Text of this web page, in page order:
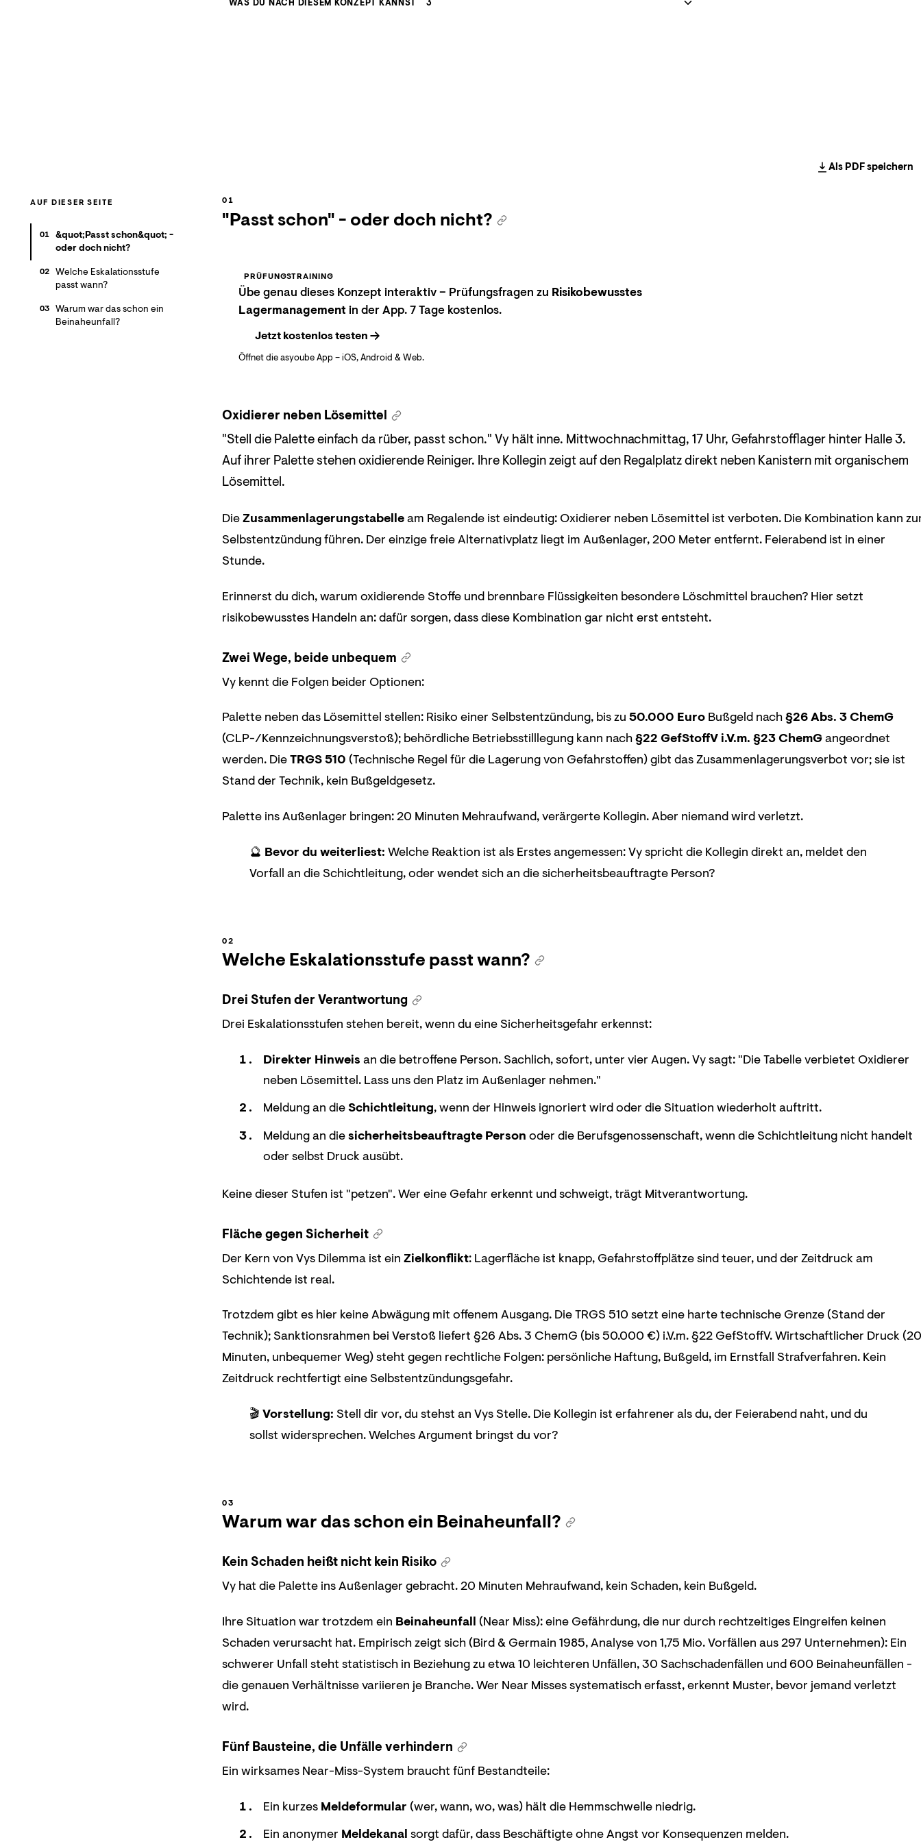
WAS DU NACH DIESEM KONZEPT KANNST 3
Als PDF speichern
"Passt schon" - oder doch nicht?
PRÜFUNGSTRAINING
Übe genau dieses Konzept interaktiv – Prüfungsfragen zu Risikobewusstes
Lagermanagementin der App. 7 Tage kostenlos.
Jetzt kostenlos testen
Öffnet die asyoube App – iOS, Android & Web.
Oxidierer neben Lösemittel
"Stell die Palette einfach da rüber, passt schon." Vy hält inne. Mittwochnachmittag, 17 Uhr, Gefahrstofflager hinter Halle 3.
Auf ihrer Palette stehen oxidierende Reiniger. Ihre Kollegin zeigt auf den Regalplatz direkt neben Kanistern mit organischem
Lösemittel.
DieZusammenlagerungstabelleam Regalende ist eindeutig: Oxidierer neben Lösemittel ist verboten. Die Kombination kann
Selbstentzündung führen. Der einzige freie Alternativplatz liegt im Außenlager, 200 Meter entfernt. Feierabend ist in einer
Stunde.
Erinnerst du dich, warum oxidierende Stoffe und brennbare Flüssigkeiten besondere Löschmittel brauchen? Hier setzt
risikobewusstes Handeln an: dafür sorgen, dass diese Kombination gar nicht erst entsteht.
Zwei Wege, beide unbequem
Vy kennt die Folgen beider Optionen:
Palette neben das Lösemittel stellen: Risiko einer Selbstentzündung, bis zu 50.000 Euro Bußgeld nach§26 Abs. 3 ChemG
(CLP-/Kennzeichnungsverstoß); behördliche Betriebsstilllegung kann nach§22 GefStoffV i.V.m. §23 ChemGangeordnet
werden. DieTRGS 510 (Technische Regel für die Lagerung von Gefahrstoffen) gibt das Zusammenlagerungsverbot vor; sie ist
Stand der Technik, kein Bußgeldgesetz.
Palette ins Außenlager bringen: 20 Minuten Mehraufwand, verärgerte Kollegin. Aber niemand wird verletzt.
🔮 Bevor du weiterliest: Welche Reaktion ist als Erstes angemessen: Vy spricht die Kollegin direkt an, meldet den
Vorfall an die Schichtleitung, oder wendet sich an die sicherheitsbeauftragte Person?
Welche Eskalationsstufe passt wann?
Drei Stufen der Verantwortung
Drei Eskalationsstufen stehen bereit, wenn du eine Sicherheitsgefahr erkennst:
Direkter Hinweis an die betroffene Person. Sachlich, sofort, unter vier Augen. Vy sagt: "Die Tabelle verbietet Oxidierer
neben Lösemittel. Lass uns den Platz im Außenlager nehmen."
Meldung an dieSchichtleitung, wenn der Hinweis ignoriert wird oder die Situation wiederholt auftritt.
Meldung an diesicherheitsbeauftragte Person oder die Berufsgenossenschaft, wenn die Schichtleitung nicht handelt
oder selbst Druck ausübt.
Keine dieser Stufen ist "petzen". Wer eine Gefahr erkennt und schweigt, trägt Mitverantwortung.
Fläche gegen Sicherheit
Der Kern von Vys Dilemma ist ein Zielkonflikt: Lagerfläche ist knapp, Gefahrstoffplätze sind teuer, und der Zeitdruck am
Schichtende ist real.
Trotzdem gibt es hier keine Abwägung mit offenem Ausgang. Die TRGS 510 setzt eine harte technische Grenze (Stand der
Technik); Sanktionsrahmen bei Verstoß liefert §26 Abs. 3 ChemG (bis 50.000 €) i.V.m. §22 GefStoffV. Wirtschaftlicher Druck (20
Minuten, unbequemer Weg) steht gegen rechtliche Folgen: persönliche Haftung, Bußgeld, im Ernstfall Strafverfahren. Kein
Zeitdruck rechtfertigt eine Selbstentzündungsgefahr.
🎬 Vorstellung: Stell dir vor, du stehst an Vys Stelle. Die Kollegin ist erfahrener als du, der Feierabend naht, und du
sollst widersprechen. Welches Argument bringst du vor?
Warum war das schon ein Beinaheunfall?
Kein Schaden heißt nicht kein Risiko
Vy hat die Palette ins Außenlager gebracht. 20 Minuten Mehraufwand, kein Schaden, kein Bußgeld.
Ihre Situation war trotzdem ein Beinaheunfall (Near Miss): eine Gefährdung, die nur durch rechtzeitiges Eingreifen keinen
Schaden verursacht hat. Empirisch zeigt sich (Bird & Germain 1985, Analyse von 1,75 Mio. Vorfällen aus 297 Unternehmen): Ein
schwerer Unfall steht statistisch in Beziehung zu etwa 10 leichteren Unfällen, 30 Sachschadenfällen und 600 Beinaheunfällen -
die genauen Verhältnisse variieren je Branche. Wer Near Misses systematisch erfasst, erkennt Muster, bevor jemand verletzt
wird.
Fünf Bausteine, die Unfälle verhindern
Ein wirksames Near-Miss-System braucht fünf Bestandteile:
Ein kurzes Meldeformular (wer, wann, wo, was) hält die Hemmschwelle niedrig.
Ein anonymer Meldekanal sorgt dafür, dass Beschäftigte ohne Angst vor Konsequenzen melden.
AUF DIESER SEITE
01 &quot;Passt schon&quot; -
oder doch nicht?
02 Welche Eskalationsstufe
passt wann?
03 Warum war das schon ein
Beinaheunfall?